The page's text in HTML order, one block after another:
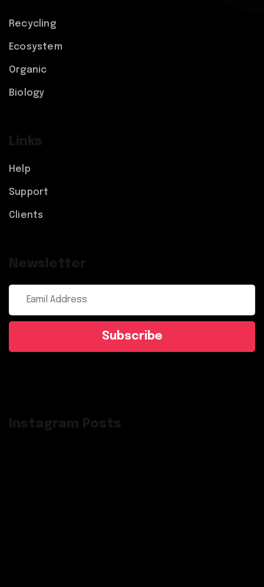
Recycling
Ecosystem
Organic
Biology
Links
Help
Support
Clients
Newsletter
Subscribe
Instagram Posts